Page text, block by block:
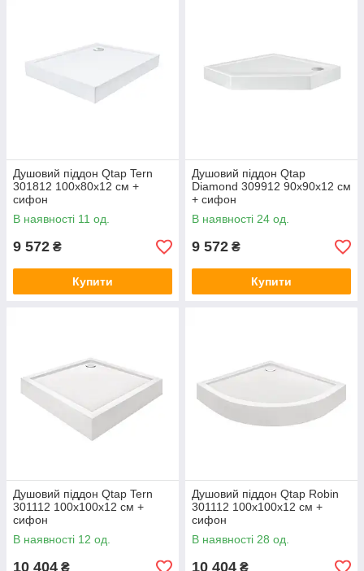
Душовий піддон Qtap Tern
301812 100x80x12 см +
сифон
В наявності 11 од.
9 572 ₴
Купити
Душовий піддон Qtap
Diamond 309912 90x90x12 см
+ сифон
В наявності 24 од.
9 572 ₴
Купити
Душовий піддон Qtap Tern
301112 100x100x12 см +
сифон
В наявності 12 од.
10 404 ₴
Душовий піддон Qtap Robin
301112 100x100x12 см +
сифон
В наявності 28 од.
10 404 ₴